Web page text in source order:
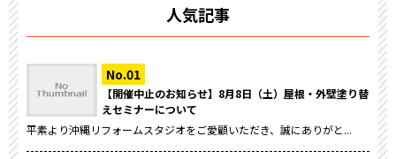
人気記事
【開催中止のお知らせ】8月8日（土）屋根・外壁塗り替
えセミナーについて
平素より沖縄リフォームスタジオをご愛顧いただき、誠にありがと...